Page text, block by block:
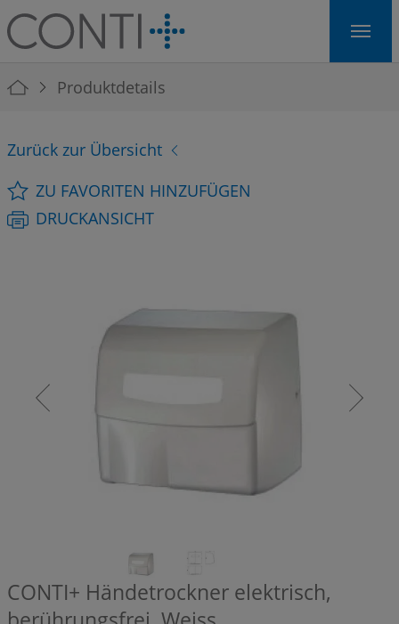
Skip to main navigation
Skip to main content
Skip to page footer
You are here:
Produktdetails
Zurück zur Übersicht
ZU FAVORITEN HINZUFÜGEN
DRUCKANSICHT
CONTI+ Händetrockner elektrisch,